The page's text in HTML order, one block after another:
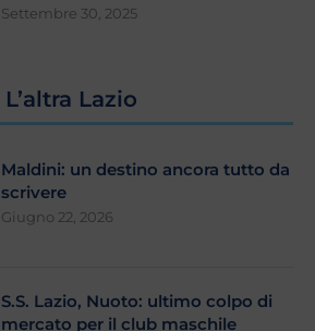
Settembre 30, 2025
L’altra Lazio
Maldini: un destino ancora tutto da
scrivere
Giugno 22, 2026
S.S. Lazio, Nuoto: ultimo colpo di
mercato per il club maschile